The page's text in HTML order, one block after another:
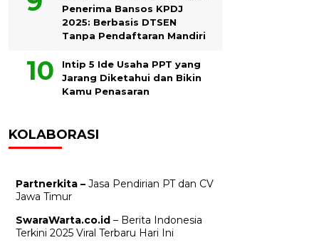
Penerima Bansos KPDJ
2025: Berbasis DTSEN
Tanpa Pendaftaran Mandiri
Intip 5 Ide Usaha PPT yang
Jarang Diketahui dan Bikin
Kamu Penasaran
KOLABORASI
Partnerkita – Jasa Pendirian PT dan CV
Jawa Timur
SwaraWarta.co.id – Berita Indonesia
Terkini 2025 Viral Terbaru Hari Ini